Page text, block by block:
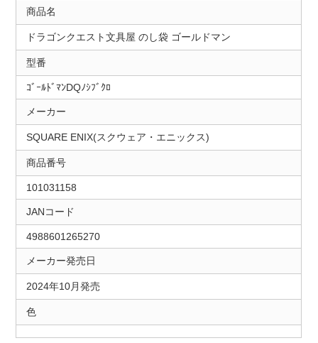
商品名
ドラゴンクエスト文具屋 のし袋 ゴールドマン
型番
ｺﾞｰﾙﾄﾞﾏﾝDQﾉｼﾌﾞｸﾛ
メーカー
SQUARE ENIX(スクウェア・エニックス)
商品番号
101031158
JANコード
4988601265270
メーカー発売日
2024年10月発売
色